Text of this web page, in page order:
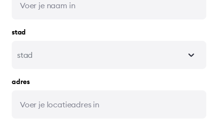
stad
stad
adres